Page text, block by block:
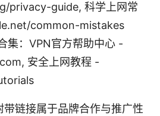
privacy-guide, 科学上网常
common-mistakes
集：VPN官方帮助中心 -
安全上网教程 -
链接属于品牌合作与推广性